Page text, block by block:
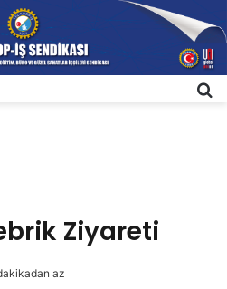
Ziyareti
az